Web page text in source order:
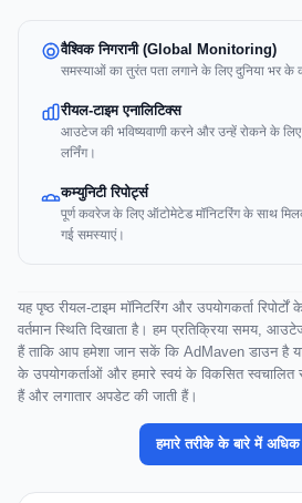
वैश्विक निगरानी (Global Monitoring)
समस्याओं का तुरंत पता लगाने के लिए दुनिया भर के
रीयल-टाइम एनालिटिक्स
आउटेज की भविष्यवाणी करने और उन्हें रोकने के
लर्निंग।
कम्युनिटी रिपोर्ट्स
पूर्ण कवरेज के लिए ऑटोमेटेड मॉनिटरिंग के साथ
गई समस्याएं।
यह पृष्ठ रीयल-टाइम मॉनिटरिंग और उपयोगकर्ता
वर्तमान स्थिति दिखाता है। हम प्रतिक्रिया समय,
हैं ताकि आप हमेशा जान सकें कि AdMaven डाउन है या
के उपयोगकर्ताओं और हमारे स्वयं के विकसित
हैं और लगातार अपडेट की जाती हैं।
हमारे तरीके के बारे में